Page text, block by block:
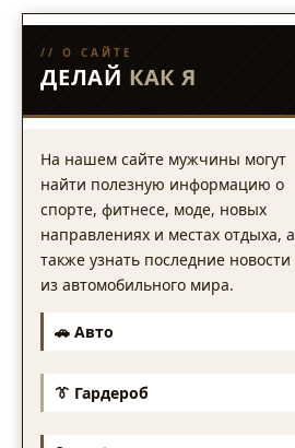
// О САЙТЕ
ДЕЛАЙ КАК Я
На нашем сайте мужчины могут
найти полезную информацию о
спорте, фитнесе, моде, новых
направлениях и местах отдыха, а
также узнать последние новости
из автомобильного мира.
🚗 Авто
👔 Гардероб